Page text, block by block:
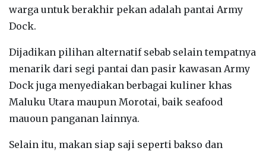
warga untuk berakhir pekan adalah pantai Army
Dock.
Dijadikan pilihan alternatif sebab selain tempatnya
menarik dari segi pantai dan pasir kawasan Army
Dock juga menyediakan berbagai kuliner khas
Maluku Utara maupun Morotai, baik seafood
mauoun panganan lainnya.
Selain itu, makan siap saji seperti bakso dan